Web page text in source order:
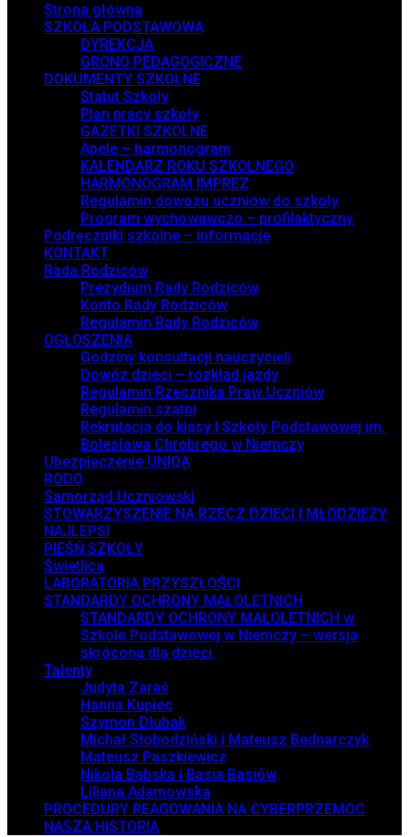
Strona główna
SZKOŁA PODSTAWOWA
DYREKCJA
GRONO PEDAGOGICZNE
DOKUMENTY SZKOLNE
Statut Szkoły
Plan pracy szkoły
GAZETKI SZKOLNE
Apele – harmonogram
KALENDARZ ROKU SZKOLNEGO
HARMONOGRAM IMPREZ
Regulamin dowozu uczniów do szkoły
Program wychowawczo – profilaktyczny
Podręczniki szkolne – informacje
KONTAKT
Rada Rodziców
Prezydium Rady Rodziców
Konto Rady Rodziców
Regulamin Rady Rodziców
OGŁOSZENIA
Godziny konsultacji nauczycieli
Dowóz dzieci – rozkład jazdy
Regulamin Rzecznika Praw Uczniów
Regulamin szatni
Rekrutacja do klasy I Szkoły Podstawowej im.
Bolesława Chrobrego w Niemczy
Ubezpieczenie UNIQA
RODO
Samorząd Uczniowski
STOWARZYSZENIE NA RZECZ DZIECI I MŁODZIEŻY
NAJLEPSI
PIEŚŃ SZKOŁY
Świetlica
LABORATORIA PRZYSZŁOŚCI
STANDARDY OCHRONY MAŁOLETNICH
STANDARDY OCHRONY MAŁOLETNICH w
Szkole Podstawowej w Niemczy – wersja
skrócona dla dzieci.
Talenty
Judyta Zaraś
Hanna Kupiec
Szymon Dłubak
Michał Słobodziński i Mateusz Bednarczyk
Mateusz Paszkiewicz
Nikola Babska i Basia Basiów
Liliana Adamowska
PROCEDURY REAGOWANIA NA CYBERPRZEMOC
NASZA HISTORIA